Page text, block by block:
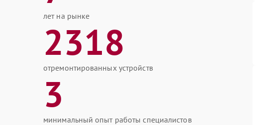
лет на рынке
2318
отремонтированных устройств
3
минимальный опыт работы специалистов